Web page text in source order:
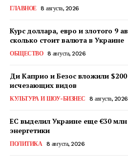
ГЛАВНОЕ 8 августа, 2026
Курс доллара, евро и злотого 9
сколько стоит валюта в Украине
ОБЩЕСТВО 8 августа, 2026
Ди Каприо и Безос вложили
исчезающих видов
КУЛЬТУРА И ШОУ-БИЗНЕС 8 августа, 2026
ЕС выделил Украине еще €30 млн
энергетики
ПОЛИТИКА 8 августа, 2026